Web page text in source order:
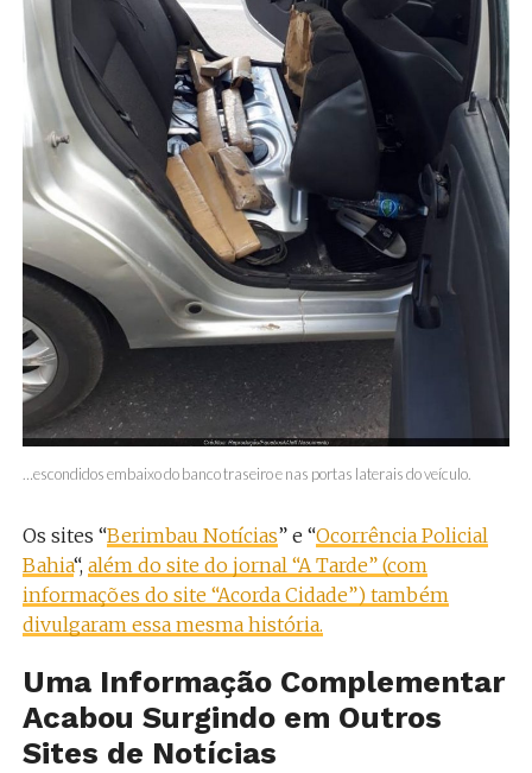
…escondidos embaixo do banco traseiro e nas portas laterais do veículo.
Os sites “Berimbau Notícias” e “Ocorrência Policial
Bahia“, além do site do jornal “A Tarde” (com
informações do site “Acorda Cidade”) também
divulgaram essa mesma história.
Uma Informação Complementar
Acabou Surgindo em Outros
Sites de Notícias